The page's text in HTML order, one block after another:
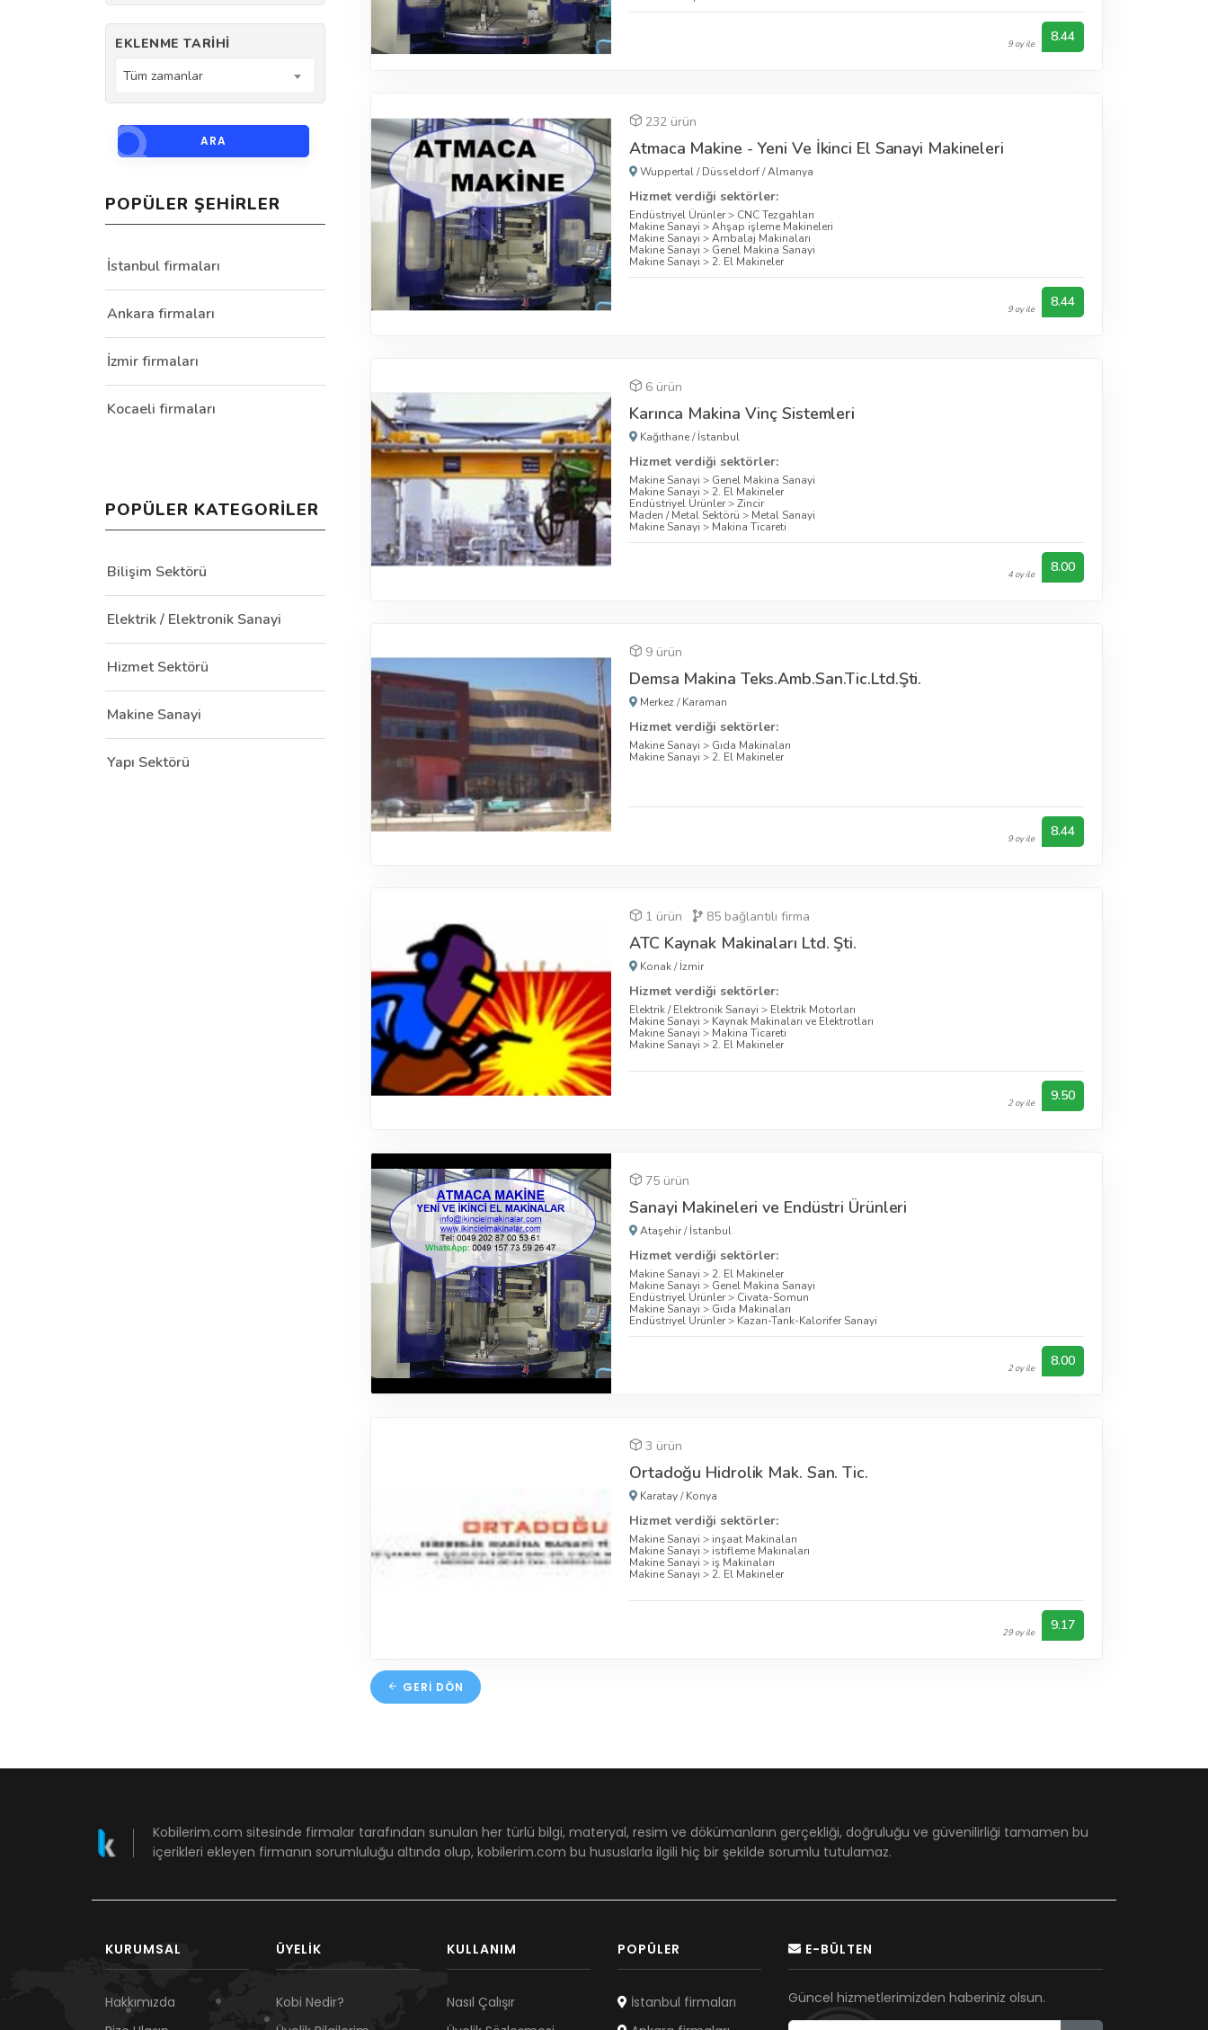
9 oy ile 8.44
232 ürün
Atmaca Makine - Yeni Ve İkinci El Sanayi Makineleri
Wuppertal/Düsseldorf/Almanya
Hizmet verdiği sektörler:
Endüstriyel Ürünler> CNC Tezgahları
Makine Sanayi >Ahşap işleme Makineleri
Makine Sanayi >Ambalaj Makinaları
Makine Sanayi > Genel Makina Sanayi
Makine Sanayi > 2. El Makineler
9 oy ile 8.44
6 ürün
Karınca Makina Vinç Sistemleri
Kağıthane/İstanbul
Hizmet verdiği sektörler:
Makine Sanayi > Genel Makina Sanayi
Makine Sanayi > 2. El Makineler
Endüstriyel Ürünler>Zincir
Maden / Metal Sektörü > Metal Sanayi
Makine Sanayi > Makina Ticareti
4 oy ile 8.00
9 ürün
Demsa Makina Teks.Amb.San.Tic.Ltd.Şti.
Merkez/Karaman
Hizmet verdiği sektörler:
Makine Sanayi > Gıda Makinaları
Makine Sanayi > 2. El Makineler
9 oy ile 8.44
1 ürün 85 bağlantılı firma
ATC Kaynak Makinaları Ltd. Şti.
Konak/İzmir
Hizmet verdiği sektörler:
Elektrik / Elektronik Sanayi > Elektrik Motorları
Makine Sanayi > Kaynak Makinaları ve Elektrotları
Makine Sanayi > Makina Ticareti
Makine Sanayi > 2. El Makineler
2 oy ile 9.50
75 ürün
Sanayi Makineleri ve Endüstri Ürünleri
Ataşehir/İstanbul
Hizmet verdiği sektörler:
Makine Sanayi > 2. El Makineler
Makine Sanayi > Genel Makina Sanayi
Endüstriyel Ürünler> Civata-Somun
Makine Sanayi > Gıda Makinaları
Endüstriyel Ürünler> Kazan-Tank-Kalorifer Sanayi
2 oy ile 8.00
3 ürün
Ortadoğu Hidrolik Mak. San. Tic.
Karatay/Konya
Hizmet verdiği sektörler:
Makine Sanayi > inşaat Makinaları
Makine Sanayi > istifleme Makinaları
Makine Sanayi > iş Makinaları
Makine Sanayi > 2. El Makineler
29 oy ile 9.17
GERI DÖN
EKLENME TARIHI
Tüm zamanlar
ARA
POPÜLER ŞEHIRLER
İstanbul firmaları
Ankara firmaları
İzmir firmaları
Kocaeli firmaları
POPÜLER KATEGORILER
Bilişim Sektörü
Elektrik / Elektronik Sanayi
Hizmet Sektörü
Makine Sanayi
Yapı Sektörü
Kobilerim.com sitesinde firmalar tarafından sunulan her türlü bilgi, materyal, resim ve dökümanların gerçekliği, doğruluğu ve güvenilirliği tamamen bu
içerikleri ekleyen firmanın sorumluluğu altında olup, kobilerim.com bu hususlarla ilgili hiç bir şekilde sorumlu tutulamaz.
KURUMSAL
Hakkımızda
ÜYELIK
Kobi Nedir?
KULLANIM
Nasıl Çalışır
POPÜLER
İstanbul firmaları
E-BÜLTEN
Güncel hizmetlerimizden haberiniz olsun.